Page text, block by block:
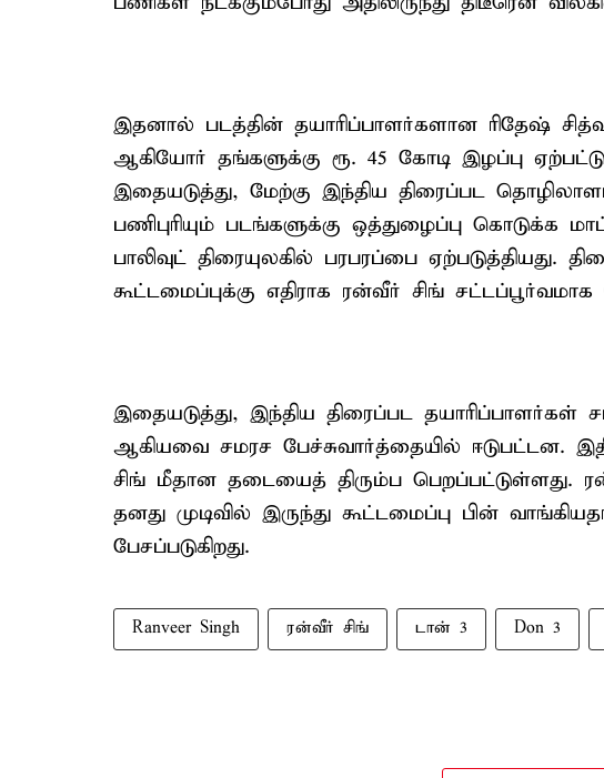
இதனால் படத்தின் தயாரிப்பாளர்களான ரிதேஷ்
ஆகியோர் தங்களுக்கு ரூ. 45 கோடி இழப்பு
இதையடுத்து, மேற்கு இந்திய திரைப்பட
பணிபுரியும் படங்களுக்கு ஒத்துழைப்பு கொடுக்க
பாலிவுட் திரையுலகில் பரபரப்பை ஏற்படுத்தியது.
கூட்டமைப்புக்கு எதிராக ரன்வீர் சிங்
இதையடுத்து, இந்திய திரைப்பட தயாரிப்பாளர்கள்
ஆகியவை சமரச பேச்சுவார்த்தையில் ஈடுபட்டன.
சிங் மீதான தடையைத் திரும்ப பெறப்பட்டுள்ளது.
தனது முடிவில் இருந்து கூட்டமைப்பு பின்
பேசப்படுகிறது.
Ranveer Singh ரன்வீர் சிங் டான் 3 Don 3